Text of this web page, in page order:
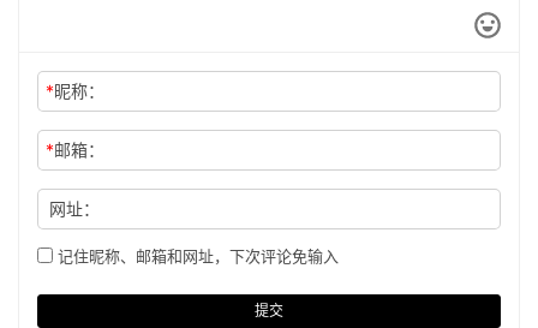
*昵称：
*邮箱：
网址：
记住昵称、邮箱和网址，下次评论免输入
提交